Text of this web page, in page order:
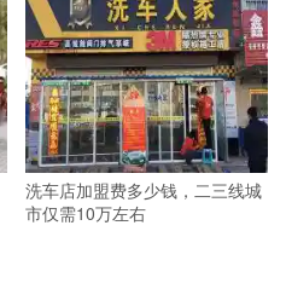
洗车店加盟费多少钱，二三线城
市仅需10万左右